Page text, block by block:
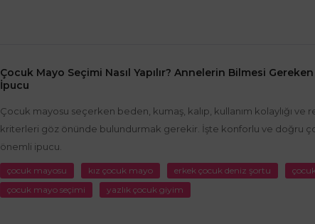
Çocuk Mayo Seçimi Nasıl Yapılır? Annelerin Bilmesi
İpucu
Çocuk mayosu seçerken beden, kumaş, kalıp, kullanım kolaylığı
kriterleri göz önünde bulundurmak gerekir. İşte konforlu ve doğru
önemli ipucu.
çocuk mayosu kız çocuk mayo erkek çocuk deniz şortu
çocuk mayo seçimi
yazlık çocuk giyim